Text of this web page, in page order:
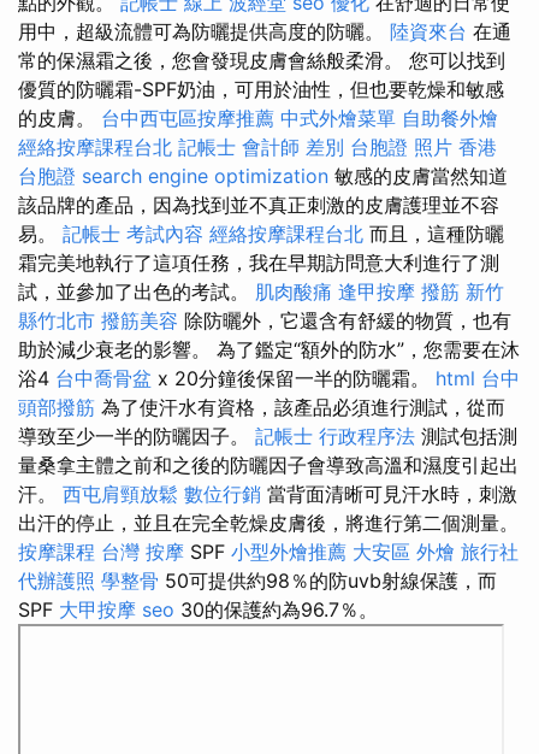
用中，超級流體可為防曬提供高度的防曬。 陸資來台 在通
常的保濕霜之後，您會發現皮膚會絲般柔滑。 您可以找到
優質的防曬霜-SPF奶油，可用於油性，但也要乾燥和敏感
的皮膚。 台中西屯區按摩推薦 中式外燴菜單 自助餐外燴
經絡按摩課程台北 記帳士 會計師 差別 台胞證 照片 香港
台胞證 search engine optimization 敏感的皮膚當然知道
該品牌的產品，因為找到並不真正刺激的皮膚護理並不容
易。 記帳士 考試內容 經絡按摩課程台北 而且，這種防曬
霜完美地執行了這項任務，我在早期訪問意大利進行了測
試，並參加了出色的考試。 肌肉酸痛 逢甲按摩 撥筋 新竹
縣竹北市 撥筋美容 除防曬外，它還含有舒緩的物質，也有
助於減少衰老的影響。 為了鑑定“額外的防水”，您需要在沐
浴4 台中喬骨盆 x 20分鐘後保留一半的防曬霜。 html 台中
頭部撥筋 為了使汗水有資格，該產品必須進行測試，從而
導致至少一半的防曬因子。 記帳士 行政程序法 測試包括測
量桑拿主體之前和之後的防曬因子會導致高溫和濕度引起出
汗。 西屯肩頸放鬆 數位行銷 當背面清晰可見汗水時，刺激
出汗的停止，並且在完全乾燥皮膚後，將進行第二個測量。
按摩課程 台灣 按摩 SPF 小型外燴推薦 大安區 外燴 旅行社
代辦護照 學整骨 50可提供約98％的防uvb射線保護，而
SPF 大甲按摩 seo 30的保護約為96.7％。